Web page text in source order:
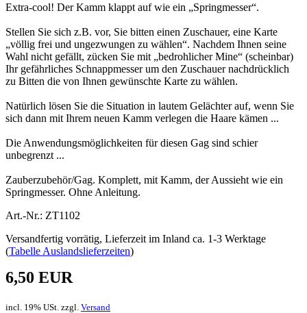
Extra-cool! Der Kamm klappt auf wie ein „Springmesser“.
Stellen Sie sich z.B. vor, Sie bitten einen Zuschauer, eine Karte
„völlig frei und ungezwungen zu wählen“. Nachdem Ihnen seine
Wahl nicht gefällt, zücken Sie mit „bedrohlicher Mine“ (scheinbar)
Ihr gefährliches Schnappmesser um den Zuschauer nachdrücklich
zu Bitten die von Ihnen gewünschte Karte zu wählen.
Natürlich lösen Sie die Situation in lautem Gelächter auf, wenn Sie
sich dann mit Ihrem neuen Kamm verlegen die Haare kämen ...
Die Anwendungsmöglichkeiten für diesen Gag sind schier
unbegrenzt ...
Zauberzubehör/Gag. Komplett, mit Kamm, der Aussieht wie ein
Springmesser. Ohne Anleitung.
Art.-Nr.: ZT1102
Versandfertig vorrätig, Lieferzeit im Inland ca. 1-3 Werktage
(Tabelle Auslandslieferzeiten)
6,50 EUR
incl. 19% USt. zzgl. Versand